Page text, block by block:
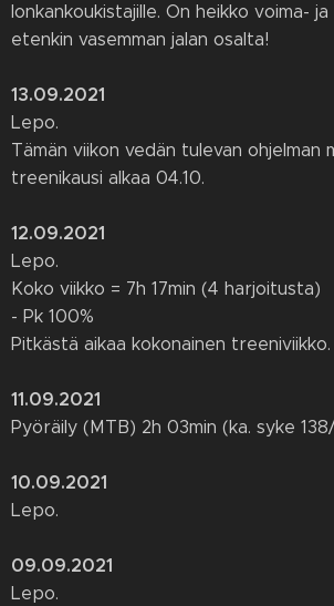
lonkankoukistajille. On heikko voima-
etenkin vasemman jalan osalta!
13.09.2021
Lepo.
Tämän viikon vedän tulevan ohjelman
treenikausi alkaa 04.10.
12.09.2021
Lepo.
Koko viikko = 7h 17min (4 harjoitusta)
- Pk 100%
Pitkästä aikaa kokonainen treeniviikko.
11.09.2021
Pyöräily (MTB) 2h 03min (ka. syke
10.09.2021
Lepo.
09.09.2021
Lepo.